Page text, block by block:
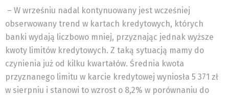
– W wrześniu nadal kontynuowany jest wcześniej
obserwowany trend w kartach kredytowych, których
banki wydają liczbowo mniej, przyznając jednak wyższe
kwoty limitów kredytowych. Z taką sytuacją mamy do
czynienia już od kilku kwartałów. Średnia kwota
przyznanego limitu w karcie kredytowej wyniosła 5 371 zł
w sierpniu i stanowi to wzrost o 8,2% w porównaniu do